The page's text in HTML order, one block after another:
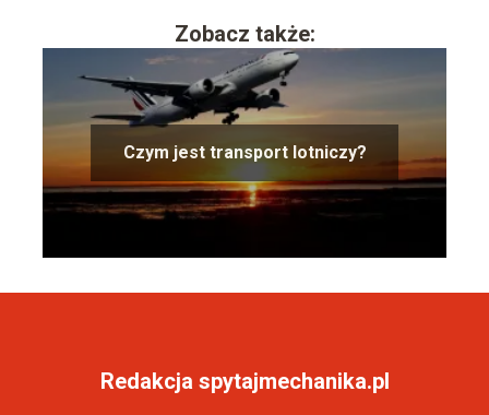
Zobacz także:
Czym jest transport lotniczy?
Redakcja spytajmechanika.pl